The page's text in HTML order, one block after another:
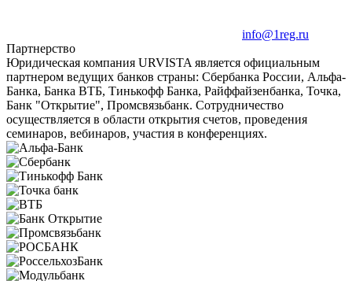
info@1reg.ru
Партнерство
Юридическая компания URVISTA является официальным
партнером ведущих банков страны: Сбербанка России, Альфа-
Банка, Банка ВТБ, Тинькофф Банка, Райффайзенбанка, Точка,
Банк "Открытие", Промсвязьбанк. Сотрудничество
осуществляется в области открытия счетов, проведения
семинаров, вебинаров, участия в конференциях.